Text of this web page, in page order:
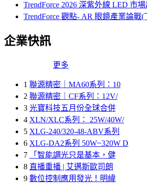
TrendForce 2026 深紫外線 LED 市
TrendForce 觀點- AR 眼鏡產業論
企業快訊
更多
1 聯源精密｜MA60系列：10
2 聯源精密｜CF系列：12V/
3 光寶科技五月份全球合併
4 XLN/XLC系列： 25W/40W/
5 XLG-240/320-48-ABV系列
6 XLG-DA2系列 50W~320W D
7
「智能調光只是基本，健
8 直播重播 | 艾邁斯歐司朗
9 數位控制應用發光！明緯